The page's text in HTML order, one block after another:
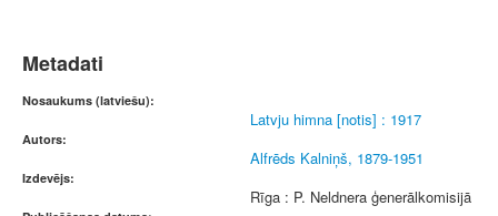
Metadati
Nosaukums (latviešu):
Latvju himna [notis] : 1917
Autors:
Alfrēds Kalniņš, 1879-1951
Izdevējs:
Rīga : P. Neldnera ģenerālkomisijā